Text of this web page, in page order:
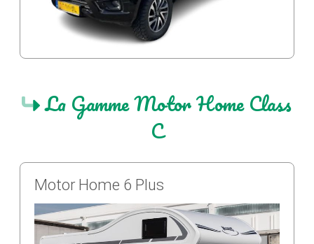
La Gamme Motor Home Class
C
Motor Home 6 Plus